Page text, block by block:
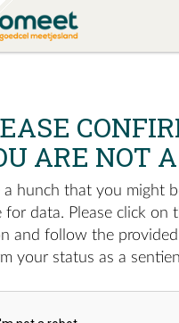
ARE NOT
a hunch that you might
for data. Please click on
and follow the
your status as a